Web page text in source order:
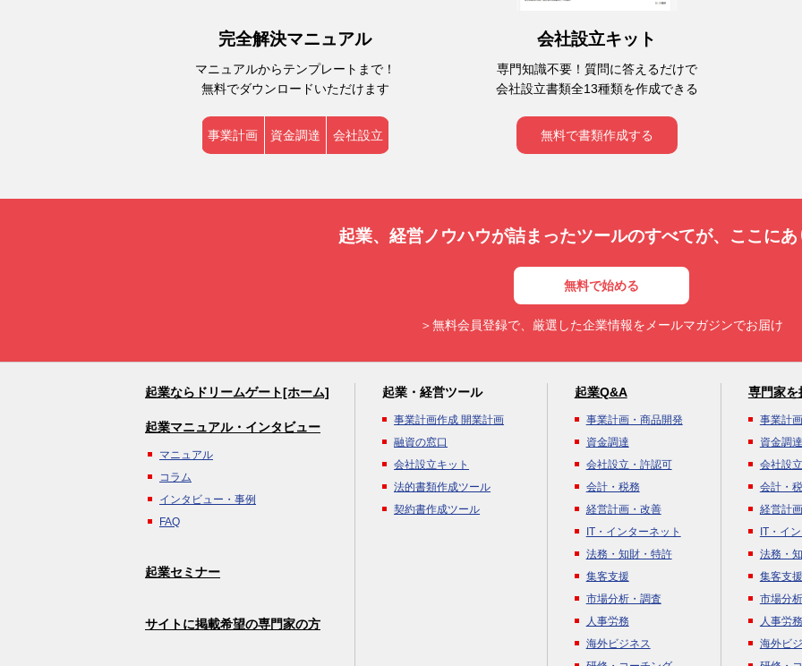
完全解決マニュアル
マニュアルからテンプレートまで！
無料でダウンロードいただけます
事業計画 資金調達 会社設立
会社設立キット
専門知識不要！質問に答えるだけで
会社設立書類全13種類を作成できる
無料で書類作成する
起業、経営ノウハウが詰まったツールのすべてが、 ここに
無料で始める
＞無料会員登録で、厳選した企業情報をメールマガジンでお届け
起業ならドリームゲート[ホーム]
起業マニュアル・インタビュー
マニュアル
コラム
インタビュー・事例
FAQ
起業セミナー
サイトに掲載希望の専門家の方
起業・経営ツール
事業計画作成 開業計画
融資の窓口
会社設立キット
法的書類作成ツール
契約書作成ツール
起業Q&A
事業計画・商品開発
資金調達
会社設立・許認可
会計・税務
経営計画・改善
IT・インターネット
法務・知財・特許
集客支援
市場分析・調査
人事労務
海外ビジネス
専門家を
事業計
資金調達
会社設
会計・
経営計
IT・イ
法務・
集客支援
市場分
人事労務
海外ビ